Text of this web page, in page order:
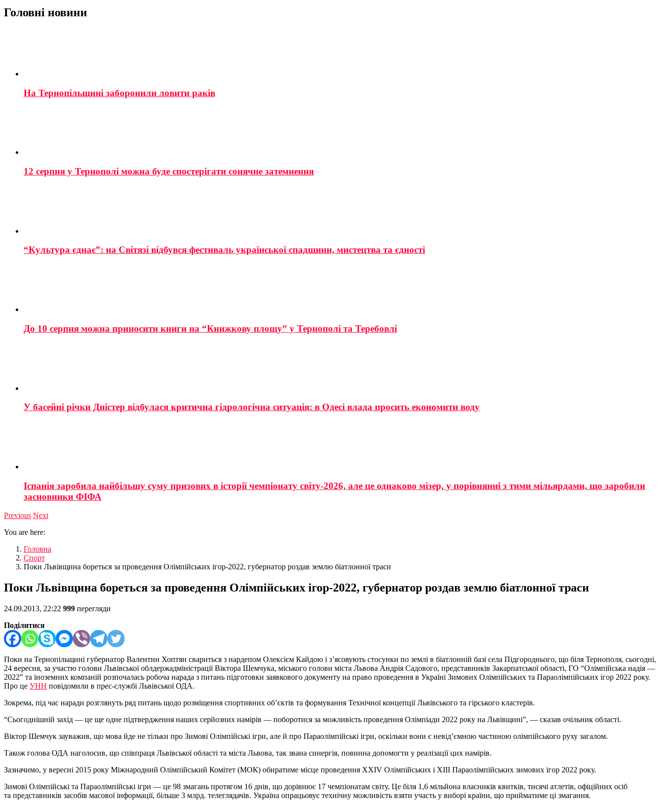
Головні новини
На Тернопільщині заборонили ловити раків
12 серпня у Тернополі можна буде спостерігати сонячне затемнення
“Культура єднає”: на Світязі відбувся фестиваль української спадщини, мистецтва та єдності
До 10 серпня можна приносити книги на “Книжкову площу” у Тернополі та Теребовлі
У басейні річки Дністер відбулася критична гідрологічна ситуація: в Одесі влада просить економити воду
Іспанія заробила найбільшу суму призових в історії чемпіонату світу-2026, але це однаково мізер, у порівнянні з тими мільярдами, що заробили
засновники ФІФА
Previous Next
You are here:
Головна
Спорт
Поки Львівщина бореться за проведення Олімпійських ігор-2022, губернатор роздав землю біатлонної траси
Поки Львівщина бореться за проведення Олімпійських ігор-2022, губернатор роздав землю біатлонної траси
24.09.2013, 22:22 999 перегляди
Поділитися
Поки на Тернопільщині губернатор Валентин Хоптян свариться з нардепом Олексієм Кайдою і з’ясовують стосунки по землі в біатлонній базі села Підгороднього, що біля Тернополя, сьогодні,
24 вересня, за участю голови Львівської облдержадміністрації Віктора Шемчука, міського голови міста Львова Андрія Садового, представників Закарпатської області, ГО “Олімпійська надія —
2022” та іноземних компаній розпочалась робоча нарада з питань підготовки заявкового документу на право проведення в Україні Зимових Олімпійських та Параолімпійських ігор 2022 року.
Про це УНН повідомили в прес-службі Львівської ОДА.
Зокрема, під час наради розглянуть ряд питань щодо розміщення спортивних об’єктів та формування Технічної концепції Львівського та гірського кластерів.
“Сьогоднішній захід — це ще одне підтвердження наших серйозних намірів — поборотися за можливість проведення Олімпіади 2022 року на Львівщині”, — сказав очільник області.
Віктор Шемчук зауважив, що мова йде не тільки про Зимові Олімпійські ігри, але й про Параолімпійські ігри, оскільки вони є невід’ємною частиною олімпійського руху загалом.
Також голова ОДА наголосив, що співпраця Львівської області та міста Львова, так звана синергія, повинна допомогти у реалізації цих намірів.
Зазначимо, у вересні 2015 року Міжнародний Олімпійський Комітет (МОК) обиратиме місце проведення XXIV Олімпійських і XIII Параолімпійських зимових ігор 2022 року.
Зимові Олімпійські та Параолімпійські ігри — це 98 змагань протягом 16 днів, що дорівнює 17 чемпіонатам світу. Це біля 1,6 мільйона власників квитків, тисячі атлетів, офіційних осіб
та представників засобів масової інформації, більше 3 млрд. телеглядачів. Україна опрацьовує технічну можливість взяти участь у виборі країни, що прийматиме ці змагання.